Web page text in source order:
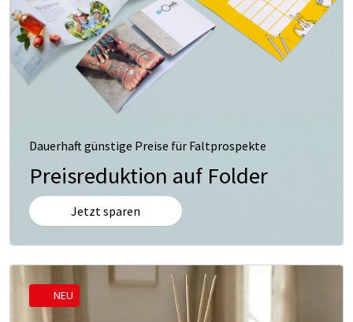
Dauerhaft günstige Preise für Faltprospekte
Preisreduktion auf Folder
Jetzt sparen
NEU